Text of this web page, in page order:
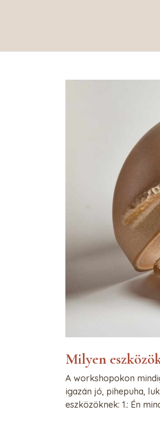
Milyen
A workshopokon
igazán jó, pihepuha,
eszközöknek: 1.: Én